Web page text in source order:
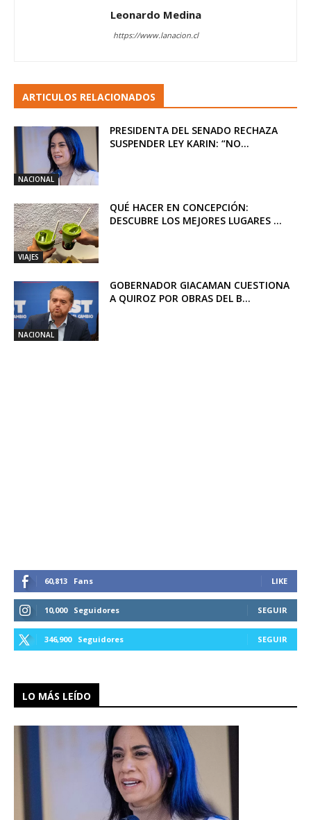
Leonardo Medina
https://www.lanacion.cl
ARTICULOS RELACIONADOS
NACIONAL
PRESIDENTA DEL SENADO RECHAZA
SUSPENDER LEY KARIN: “NO...
VIAJES
QUÉ HACER EN CONCEPCIÓN:
DESCUBRE LOS MEJORES LUGARES ...
NACIONAL
GOBERNADOR GIACAMAN CUESTIONA
A QUIROZ POR OBRAS DEL B...
60,813 Fans LIKE
10,000 Seguidores SEGUIR
346,900 Seguidores SEGUIR
LO MÁS LEÍDO